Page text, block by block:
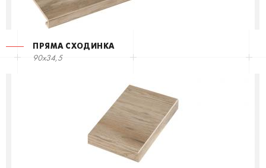
ПРЯМА СХОДИНКА
90x34,5